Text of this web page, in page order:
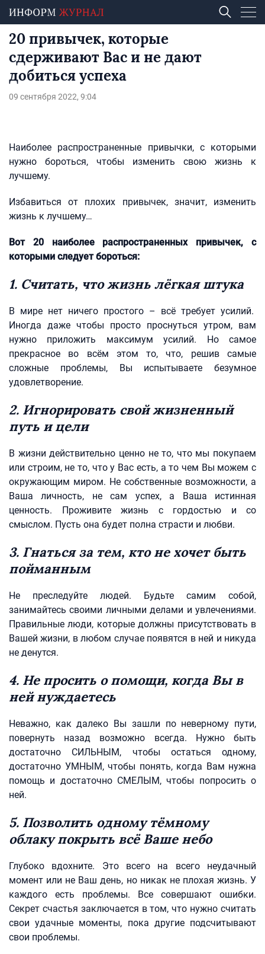
20 привычек, которые
сдерживают Вас и не дают
добиться успеха
09 сентября 2022, 9:04
Наиболее распространенные привычки, с которыми
нужно бороться, чтобы изменить свою жизнь к
лучшему.
Избавиться от плохих привычек, значит, изменить
жизнь к лучшему…
Вот 20 наиболее распространенных привычек, с
которыми следует бороться:
1. Считать, что жизнь лёгкая штука
В мире нет ничего простого – всё требует усилий.
Иногда даже чтобы просто проснуться утром, вам
нужно приложить максимум усилий. Но самое
прекрасное во всём этом то, что, решив самые
сложные проблемы, Вы испытываете безумное
удовлетворение.
2. Игнорировать свой жизненный
путь и цели
В жизни действительно ценно не то, что мы покупаем
или строим, не то, что у Вас есть, а то чем Вы можем с
окружающим миром. Не собственные возможности, а
Ваша личность, не сам успех, а Ваша истинная
ценность. Проживите жизнь с гордостью и со
смыслом. Пусть она будет полна страсти и любви.
3. Гнаться за тем, кто не хочет быть
пойманным
Не преследуйте людей. Будьте самим собой,
занимайтесь своими личными делами и увлечениями.
Правильные люди, которые должны присутствовать в
Вашей жизни, в любом случае появятся в ней и никуда
не денутся.
4. Не просить о помощи, когда Вы в
ней нуждаетесь
Неважно, как далеко Вы зашли по неверному пути,
повернуть назад возможно всегда. Нужно быть
достаточно СИЛЬНЫМ, чтобы остаться одному,
достаточно УМНЫМ, чтобы понять, когда Вам нужна
помощь и достаточно СМЕЛЫМ, чтобы попросить о
ней.
5. Позволить одному тёмному
облаку покрыть всё Ваше небо
Глубоко вдохните. Это всего на всего неудачный
момент или не Ваш день, но никак не плохая жизнь. У
каждого есть проблемы. Все совершают ошибки.
Секрет счастья заключается в том, что нужно считать
свои удачные моменты, пока другие подсчитывают
свои проблемы.